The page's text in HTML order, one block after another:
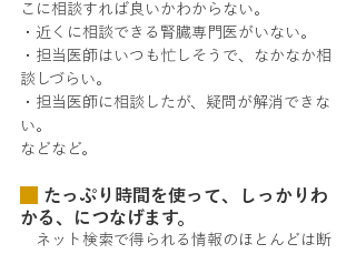
こに相談すれば良いかわからない。
・近くに相談できる腎臓専門医がいない。
・担当医師はいつも忙しそうで、なかなか相
談しづらい。
・担当医師に相談したが、疑問が解消できな
い。
などなど。
たっぷり時間を使って、しっかりわ
かる、につなげます。
ネット検索で得られる情報のほとんどは断